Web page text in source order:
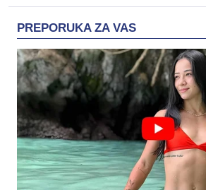
PREPORUKA ZA VAS